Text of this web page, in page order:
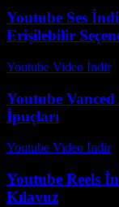
Youtube Ses
Erişilebilir
Youtube Video İndir-
Youtube
İpuçları
Youtube Video İndir-
Youtube Reels
Kılavuz